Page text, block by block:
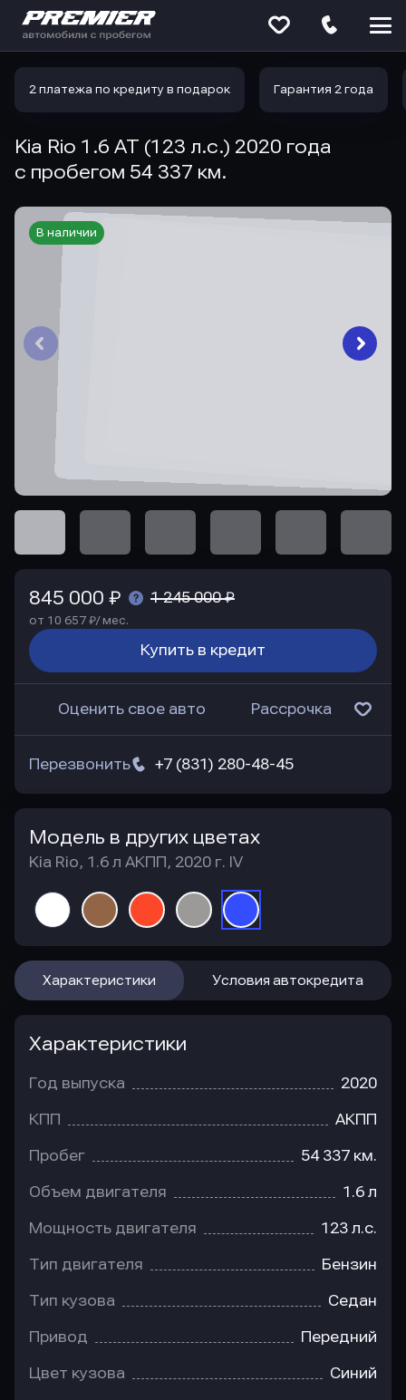
2 платежа по кредиту в подарок Гарантия 2 года
Kia Rio 1.6 AT (123 л.с.) 2020 года
с пробегом 54 337 км.
В наличии
845 000 ₽ 1 245 000 ₽
от 10 657 ₽/ мес.
Купить в кредит
Оценить свое авто Рассрочка
+7 (831) 280-48-45
Перезвонить
Модель в других цветах
Kia Rio, 1.6 л АКПП, 2020 г. IV
Характеристики Условия автокредита
Характеристики
Год выпуска 2020
КПП АКПП
Пробег 54 337 км.
Объем двигателя 1.6 л
Мощность двигателя 123 л.с.
Тип двигателя Бензин
Тип кузова Седан
Привод Передний
Цвет кузова Синий